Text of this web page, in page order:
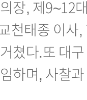
장, 제9~12
천태종 이사
쳤다.또 대
하며, 사찰